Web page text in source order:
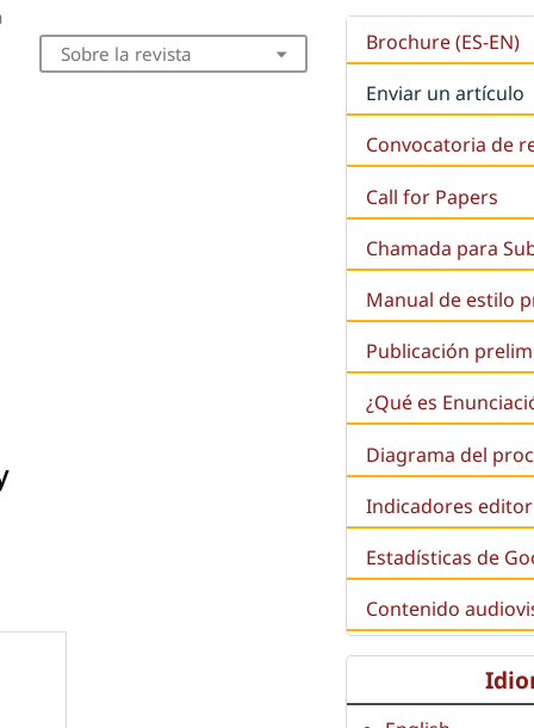
Sobre la revista
Brochure (ES-EN)
Enviar un artículo
Convocatoria de
Call for Papers
Chamada para
Manual de estilo
Publicación
¿Qué es
Diagrama del
Indicadores
Estadísticas de
Contenido